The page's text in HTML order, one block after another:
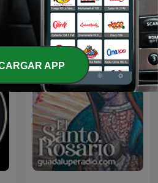
Casa de Oración México
APP